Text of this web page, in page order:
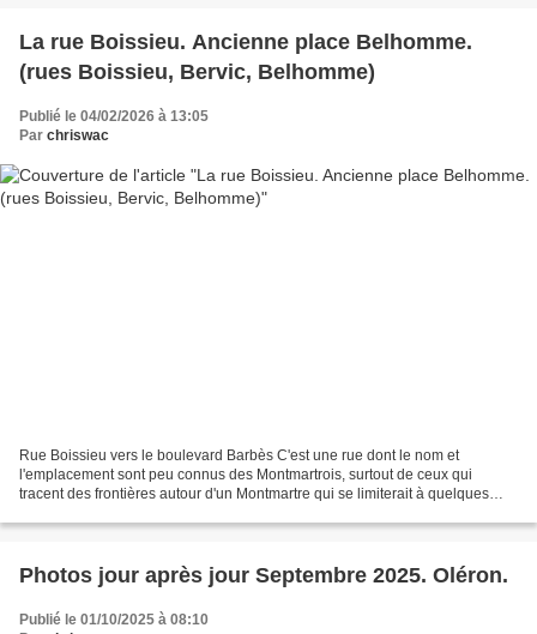
La rue Boissieu. Ancienne place Belhomme.
(rues Boissieu, Bervic, Belhomme)
Publié le 04/02/2026 à 13:05
Par chriswac
Rue Boissieu vers le boulevard Barbès C'est une rue dont le nom et
l'emplacement sont peu connus des Montmartrois, surtout de ceux qui
tracent des frontières autour d'un Montmartre qui se limiterait à quelques
Photos jour après jour Septembre 2025. Oléron.
Publié le 01/10/2025 à 08:10